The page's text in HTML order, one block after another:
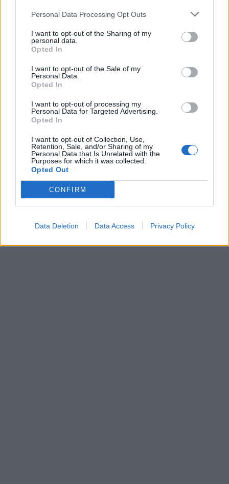
Personal Data Processing Opt Outs
I want to opt-out of the Sharing of my
personal data.
Opted In
I want to opt-out of the Sale of my
Personal Data.
Opted In
I want to opt-out of processing my
Personal Data for Targeted Advertising.
Opted In
I want to opt-out of Collection, Use,
Retention, Sale, and/or Sharing of my
Personal Data that Is Unrelated with the
Purposes for which it was collected.
Opted Out
CONFIRM
Data Deletion Data Access Privacy Policy
In evidenza